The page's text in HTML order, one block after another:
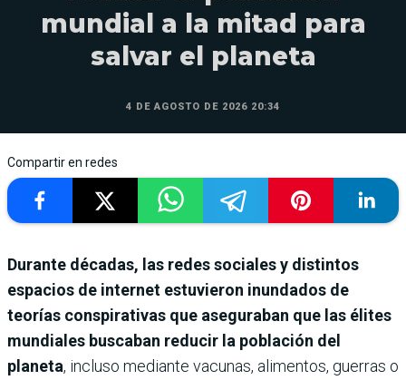
mundial a la mitad para
salvar el planeta
4 DE AGOSTO DE 2026 20:34
Compartir en redes
Durante décadas, las redes sociales y distintos
espacios de internet estuvieron inundados de
teorías conspirativas que aseguraban que las élites
mundiales buscaban reducir la población del
planeta, incluso mediante vacunas, alimentos, guerras o